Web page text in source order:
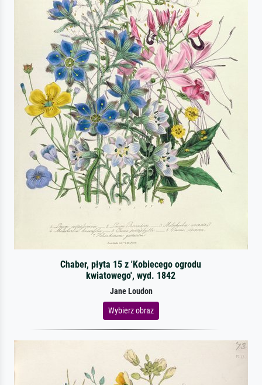
Chaber, płyta 15 z 'Kobiecego ogrodu
kwiatowego', wyd. 1842
Jane Loudon
Wybierz obraz